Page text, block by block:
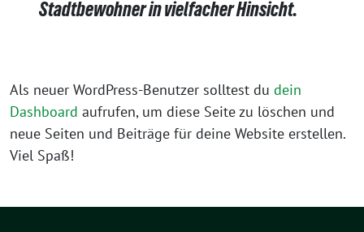
Stadtbewohner in vielfacher Hinsicht.
Als neuer WordPress-Benutzer solltest du dein
Dashboard aufrufen, um diese Seite zu löschen und
neue Seiten und Beiträge für deine Website erstellen.
Viel Spaß!